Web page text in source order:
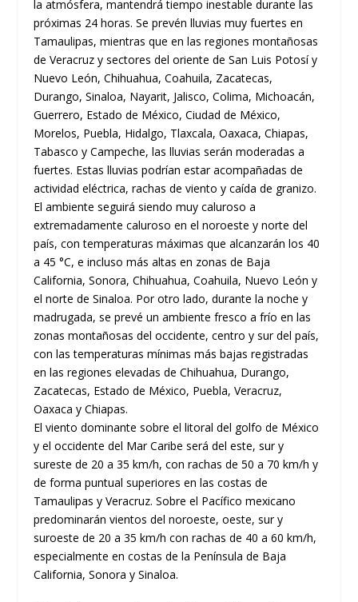
la atmósfera, mantendrá tiempo inestable durante las
próximas 24 horas. Se prevén lluvias muy fuertes en
Tamaulipas, mientras que en las regiones montañosas
de Veracruz y sectores del oriente de San Luis Potosí y
Nuevo León, Chihuahua, Coahuila, Zacatecas,
Durango, Sinaloa, Nayarit, Jalisco, Colima, Michoacán,
Guerrero, Estado de México, Ciudad de México,
Morelos, Puebla, Hidalgo, Tlaxcala, Oaxaca, Chiapas,
Tabasco y Campeche, las lluvias serán moderadas a
fuertes. Estas lluvias podrían estar acompañadas de
actividad eléctrica, rachas de viento y caída de granizo.
El ambiente seguirá siendo muy caluroso a
extremadamente caluroso en el noroeste y norte del
país, con temperaturas máximas que alcanzarán los 40
a 45 °C, e incluso más altas en zonas de Baja
California, Sonora, Chihuahua, Coahuila, Nuevo León y
el norte de Sinaloa. Por otro lado, durante la noche y
madrugada, se prevé un ambiente fresco a frío en las
zonas montañosas del occidente, centro y sur del país,
con las temperaturas mínimas más bajas registradas
en las regiones elevadas de Chihuahua, Durango,
Zacatecas, Estado de México, Puebla, Veracruz,
Oaxaca y Chiapas.
El viento dominante sobre el litoral del golfo de México
y el occidente del Mar Caribe será del este, sur y
sureste de 20 a 35 km/h, con rachas de 50 a 70 km/h y
de forma puntual superiores en las costas de
Tamaulipas y Veracruz. Sobre el Pacífico mexicano
predominarán vientos del noroeste, oeste, sur y
suroeste de 20 a 35 km/h con rachas de 40 a 60 km/h,
especialmente en costas de la Península de Baja
California, Sonora y Sinaloa.